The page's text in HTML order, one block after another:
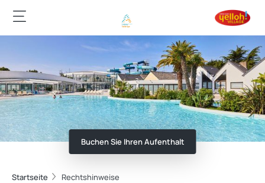
Buchen Sie Ihren Aufenthalt
Startseite Rechtshinweise